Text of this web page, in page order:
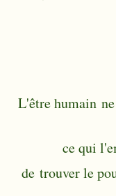
L'être humain
ce qui
de trouver le